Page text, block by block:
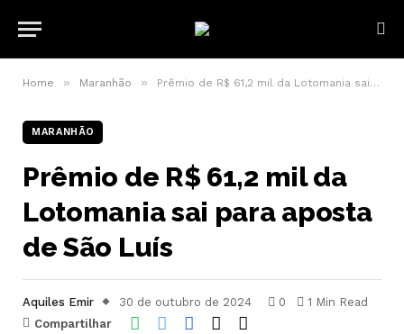
Home » Maranhão » Prêmio de R$ 61,2 mil da Lotomania sai para aposta de São Luís
MARANHÃO
Prêmio de R$ 61,2 mil da
Lotomania sai para aposta
de São Luís
Aquiles Emir 30 de outubro de 2024 0
1 Min Read
Compartilhar